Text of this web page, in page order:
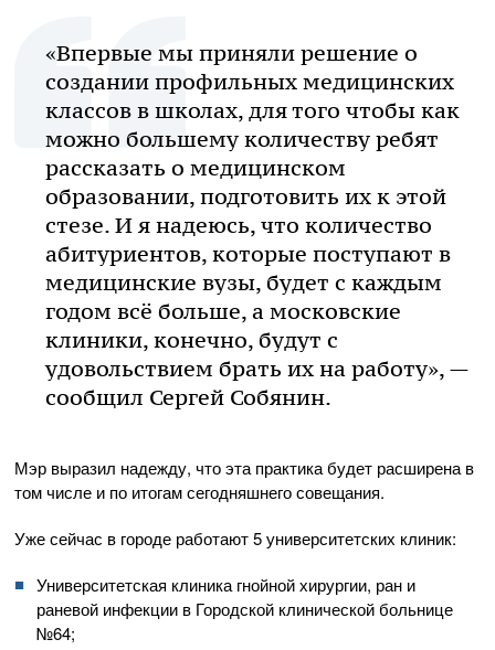
«Впервые мы приняли решение о
создании профильных медицинских
классов в школах, для того чтобы как
можно большему количеству ребят
рассказать о медицинском
образовании, подготовить их к этой
стезе. И я надеюсь, что количество
абитуриентов, которые поступают в
медицинские вузы, будет с каждым
годом всё больше, а московские
клиники, конечно, будут с
удовольствием брать их на работу», —
сообщил Сергей Собянин.
Мэр выразил надежду, что эта практика будет расширена в
том числе и по итогам сегодняшнего совещания.
Уже сейчас в городе работают 5 университетских клиник:
Университетская клиника гнойной хирургии, ран и
раневой инфекции в Городской клинической больнице
№64;